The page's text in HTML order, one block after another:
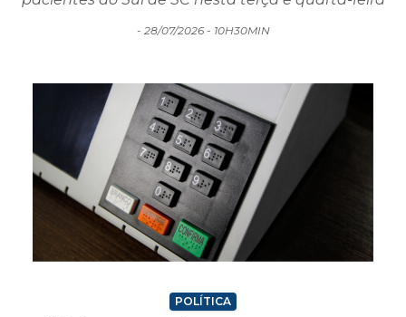
Governo estadual entrega 107 equipamentos a
- 28/07/2026 - 10H30MIN